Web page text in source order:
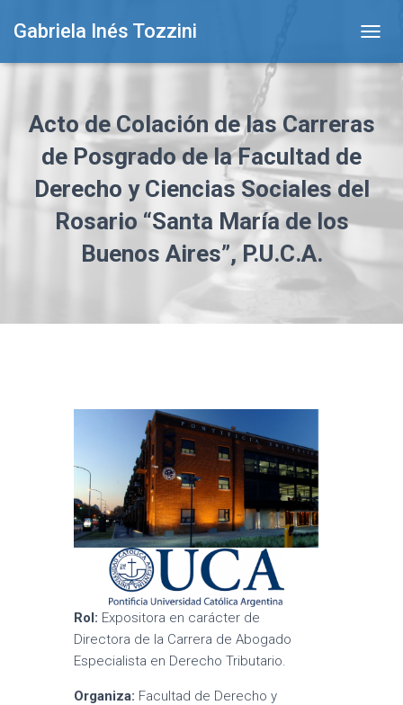
Gabriela Inés Tozzini
O
E
Acto de Colación de las Carreras
de Posgrado de la Facultad de
Derecho y Ciencias Sociales del
Rosario “Santa María de los
Buenos Aires”, P.U.C.A.
Rol: Expositora en carácter de
Directora de la Carrera de Abogado
Especialista en Derecho Tributario.
Organiza: Facultad de Derecho y